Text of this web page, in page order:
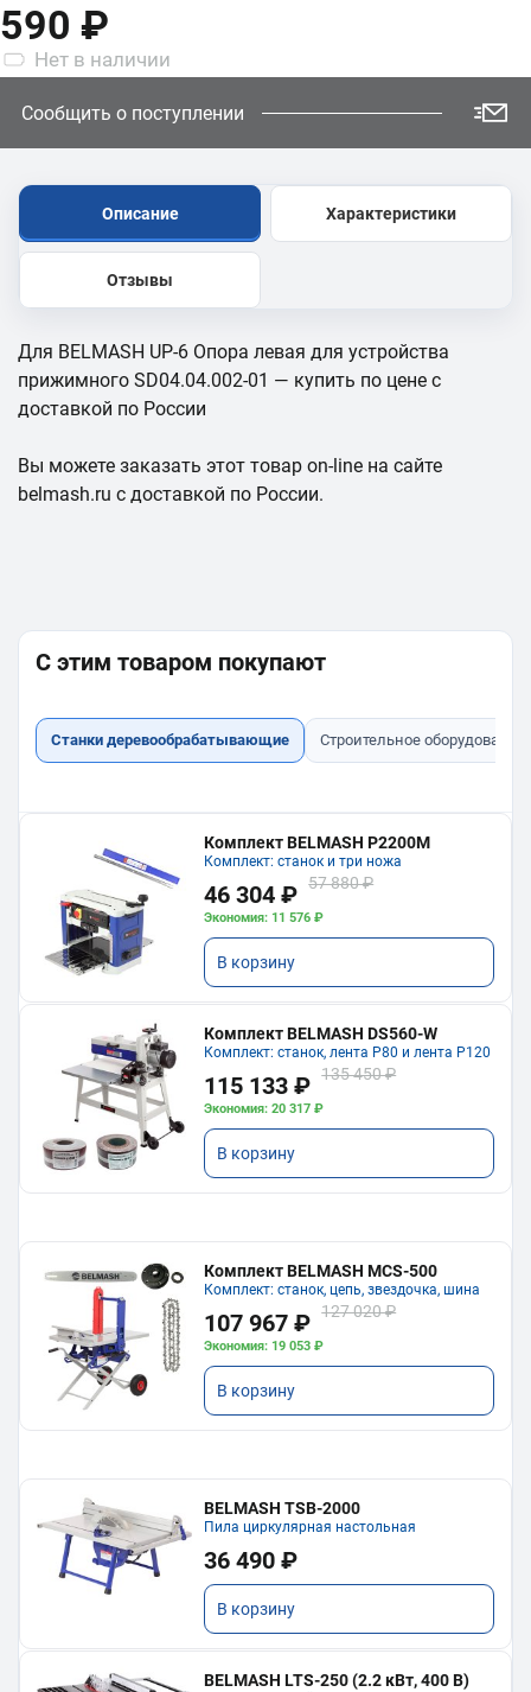
590 ₽
Нет в наличии
Сообщить о поступлении
Описание Характеристики
Отзывы
Для BELMASH UP-6 Опора левая для устройства
прижимного SD04.04.002-01 — купить по цене с
доставкой по России
Вы можете заказать этот товар on-line на сайте
belmash.ru с доставкой по России.
С этим товаром покупают
Станки деревообрабатывающие Строительное оборудование
Комплект BELMASH P2200M
Комплект: станок и три ножа
46 304 ₽ 57 880 ₽
Экономия: 11 576 ₽
В корзину
Комплект BELMASH DS560-W
Комплект: станок, лента P80 и лента P120
115 133 ₽ 135 450 ₽
Экономия: 20 317 ₽
В корзину
Комплект BELMASH MCS-500
Комплект: станок, цепь, звездочка, шина
107 967 ₽ 127 020 ₽
Экономия: 19 053 ₽
В корзину
BELMASH TSB-2000
Пила циркулярная настольная
36 490 ₽
В корзину
BELMASH LTS-250 (2.2 кВт, 400 В)